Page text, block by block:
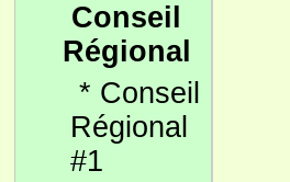
Conseil
Régional
* Conseil
Régional
#1